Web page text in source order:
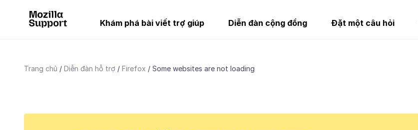
Khám phá bài viết trợ giúp Diễn đàn cộng đồng Đặt một câu hỏi
Trang chủ Diễn đàn hỗ trợ Firefox Some websites are not loading